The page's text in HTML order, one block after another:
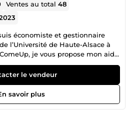
Ventes au total48
économiste et gestionnaire
l’Université de Haute-Alsace à
je vous propose mon aide
organiser vos données, et
lisibles, professionnelles et
est simple : vous faire
le stress, et vous livrer un travail
Pas de surcharge. Pas de
le vendeur
savoir plus